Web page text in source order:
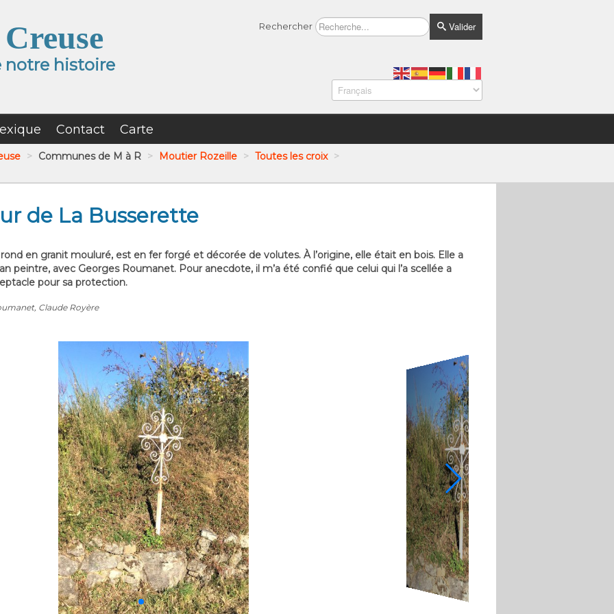
notre histoire
Rechercher Valider
Contact Carte
> Communes de M à R > Moutier Rozeille > Toutes les croix >
de La Busserette
en granit mouluré, est en fer forgé et décorée de volutes. À l’origine, elle était en bois. Elle a
peintre, avec Georges Roumanet. Pour anecdote, il m’a été confié que celui qui l’a scellée a
pour sa protection.
Claude Royère